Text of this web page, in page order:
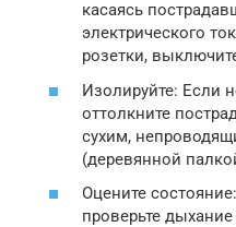
касаясь
электрического
розетки,
Изолируйте: Если
оттолкните
сухим,
(деревянной
Оцените
проверьте